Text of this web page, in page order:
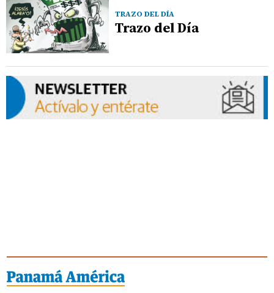
TRAZO DEL DÍA
Trazo del Día